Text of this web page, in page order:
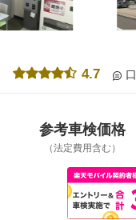
4.7
参考車検価格
（法定費用含む）